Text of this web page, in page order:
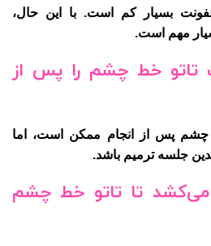
بسیار کم است. با این حال،
مهم است.
تاتو خط چشم را پس از
چشم پس از انجام ممکن است، اما
جلسه ترمیم باشد.
تا تاتو خط چشم